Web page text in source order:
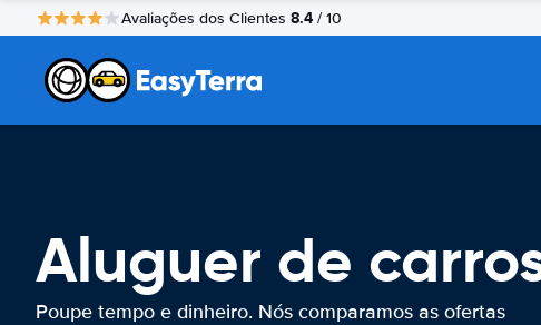
Avaliações dos Clientes 8.4 / 10
Aluguer de
Poupe tempo e dinheiro. Nós comparamos as ofertas